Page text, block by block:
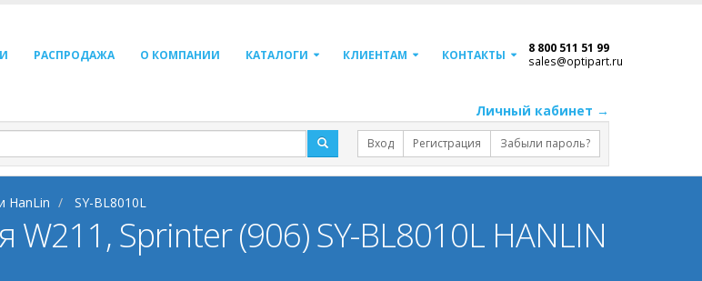
РАСПРОДАЖА О КОМПАНИИ КАТАЛОГИ КЛИЕНТАМ КОНТАКТЫ 8 800 511 51 99
sales@optipart.ru
Личный кабинет →
Вход Регистрация Забыли пароль?
HanLin SY-BL8010L
Sprinter (906) SY-BL8010L HANLIN